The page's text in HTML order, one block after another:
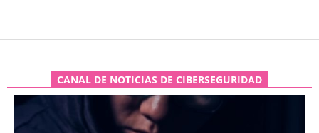
CANAL DE NOTICIAS DE CIBERSEGURIDAD